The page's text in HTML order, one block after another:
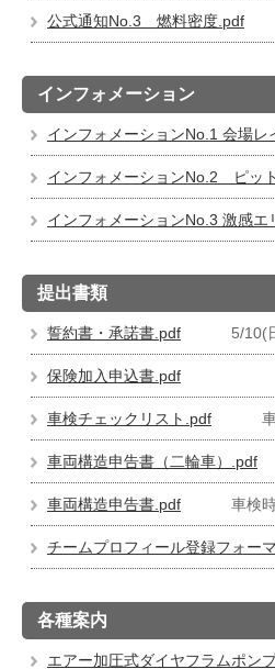
公式通知No.3 燃料密度.pdf
インフォメーション
インフォメーションNo.1 会場レ
インフォメーションNo.2 ピッ
インフォメーションNo.3 激感
提出書類
誓約書・承諾書.pdf 5/10(
保険加入申込書.pdf
車検チェックリスト.pdf
車両構造申告書（二輪車）.pdf
車両構造申告書.pdf 車検
チームプロフィール登録フォー
各種案内
エアー加圧式ダイヤフラムポン